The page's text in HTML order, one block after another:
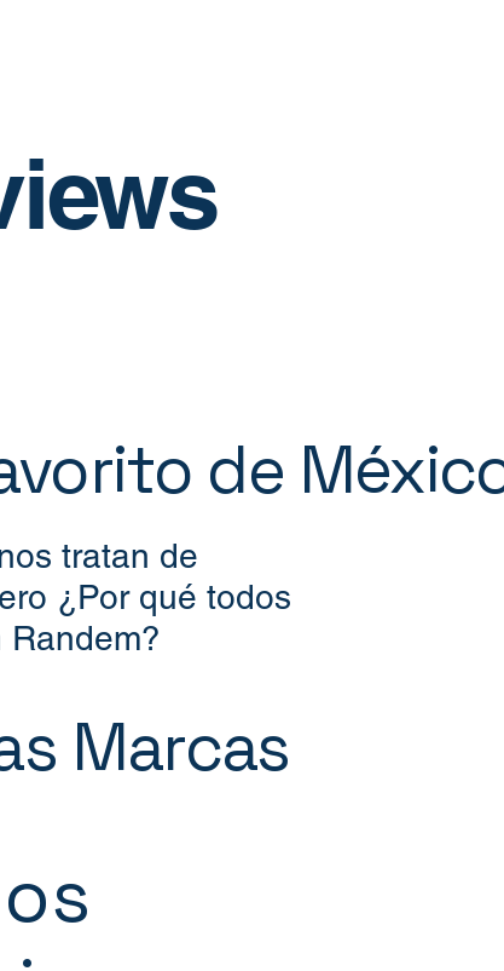
de
tratan de
¿Por qué todos
Randem?
Marcas